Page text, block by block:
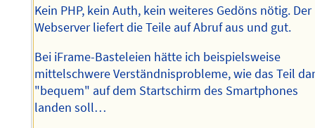
Kein PHP, kein Auth, kein weiteres Gedöns nötig. Der
Webserver liefert die Teile auf Abruf aus und gut.
Bei iFrame-Basteleien hätte ich beispielsweise
mittelschwere Verständnisprobleme, wie das Teil
"bequem" auf dem Startschirm des Smartphones
landen soll…